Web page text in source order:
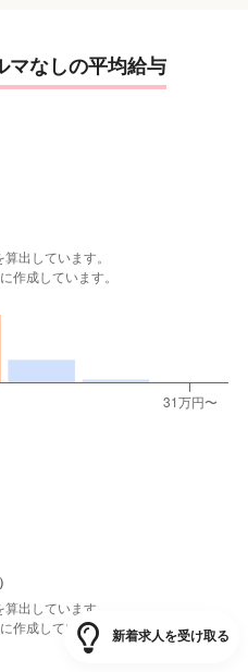
マなしの平均給与
出しています。
作成しています。
）
出しています。
作成しています。
新着求人を受け取る